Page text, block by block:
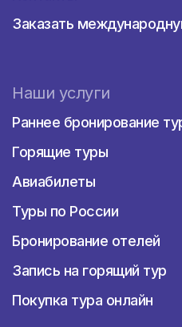
Заказать
Наши услуги
Раннее бронирование
Горящие туры
Авиабилеты
Туры по России
Бронирование отелей
Запись на горящий тур
Покупка тура онлайн